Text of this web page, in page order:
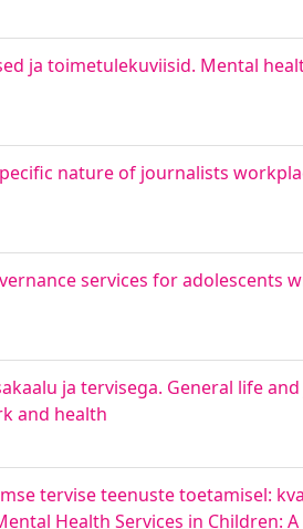
ja toimetulekuviisid. Mental
nature of journalists
services for adolescents
ja tervisega. General life
and health
tervise teenuste toetamisel:
Health Services in Children: